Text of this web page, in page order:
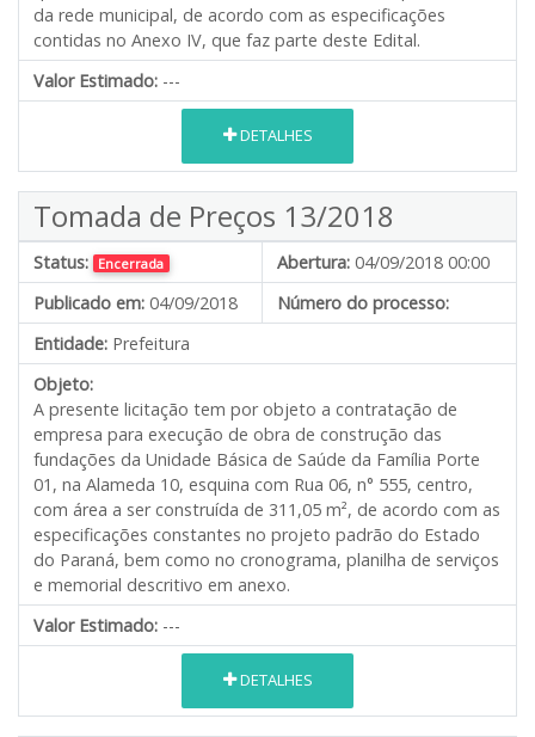
da rede municipal, de acordo com as especificações
contidas no Anexo IV, que faz parte deste Edital.
Valor Estimado: ---
DETALHES
Tomada de Preços 13/2018
Status: Encerrada Abertura: 04/09/2018 00:00
Publicado em: 04/09/2018
Número do processo:
Entidade: Prefeitura
Objeto:
A presente licitação tem por objeto a contratação de
empresa para execução de obra de construção das
fundações da Unidade Básica de Saúde da Família Porte
01, na Alameda 10, esquina com Rua 06, n° 555, centro,
com área a ser construída de 311,05 m², de acordo com as
especificações constantes no projeto padrão do Estado
do Paraná, bem como no cronograma, planilha de serviços
e memorial descritivo em anexo.
Valor Estimado: ---
DETALHES